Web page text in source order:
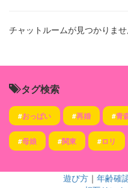
チャットルームが見つかりませ
タグ検索
#おっぱい #再婚 #青
#母娘 #関東 #ロリ
遊び方 ｜ 年齢確